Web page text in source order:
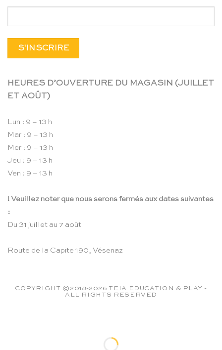
HEURES D’OUVERTURE DU MAGASIN (JUILLET
ET AOÛT)
Lun : 9 – 13 h
Mar : 9 – 13 h
Mer : 9 – 13 h
Jeu : 9 – 13 h
Ven : 9 – 13 h
! Veuillez noter que nous serons fermés aux dates suivantes
:
Du 31 juillet au 7 août
Route de la Capite 190, Vésenaz
COPYRIGHT ©2018-2026 TEIA EDUCATION & PLAY -
ALL RIGHTS RESERVED